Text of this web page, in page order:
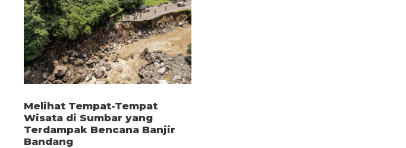
Melihat Tempat-Tempat
Wisata di Sumbar yang
Terdampak Bencana Banjir
Bandang